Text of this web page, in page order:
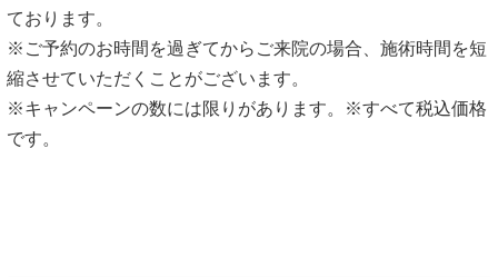
ております。
※ご予約のお時間を過ぎてからご来院の場合、施術時間を短
縮させていただくことがございます。
※キャンペーンの数には限りがあります。※すべて税込価格
です。